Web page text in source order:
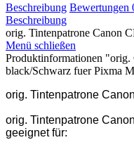
Beschreibung Bewertungen
Beschreibung
orig. Tintenpatrone Canon
Menü schließen
Produktinformationen
black/Schwarz fuer Pixma
orig. Tintenpatrone
orig. Tintenpatrone
geeignet für: